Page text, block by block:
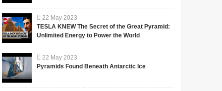
22 May 2023
TESLA KNEW The Secret of the Great Pyramid:
Unlimited Energy to Power the World
22 May 2023
Pyramids Found Beneath Antarctic Ice